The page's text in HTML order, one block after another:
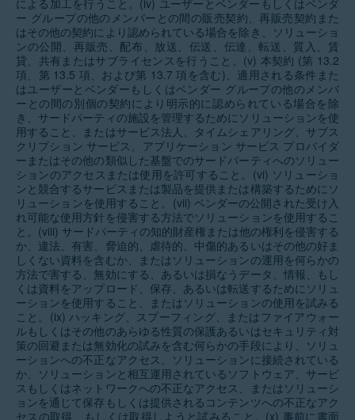
による加工を行うこと。(iv) ユーザーとベンダーもしくはベンダ
ー グループの他のメンバーとの間の販売契約、再販売契約また
はその他の契約により認められている場合を除き、ソリューショ
ンの公開、再販売、配布、放送、伝送、伝達、転送、質入、賃
貸、共有またはサブライセンスを行うこと。(v) 本契約 (第 13.2
項、第 13.5 項、および第 13.7 項を含む)、適用される条件また
はユーザーとベンダーもしくはベンダー グループの他のメンバ
ーとの間の別個の契約により明示的に認められている場合を除
き、サードパーティの施設を管理するためにソリューションを使
用すること、またはサービス法人、タイムシェアリング、サブス
クリプション サービス、アプリケーション サービス プロバイダ
ーまたはその他の類似した基盤でのサードパーティへのソリュー
ションのアクセスまたは使用を許可すること。(vi) ソリューショ
ンと競合するサービスまたは製品を提供または構築するためにソ
リューションを使用すること。(vii) ベンダーの公開された受け入
れ可能な使用方針を侵害する方法でソリューションを使用するこ
と。(viii) サードパーティの知的財産権または他の権利を侵害する
か、違法、有害、脅迫的、虐待的、中傷的あるいはその他の好ま
しくない資料を含むか、またはソリューションの運用を何らかの
方法で害する、無効にする、あるいは損なうデータ、情報、もし
くは資料をアップロード、保存、あるいは転送するためにソリュ
ーションを使用すること、またはソリューションの使用を試みる
こと。(ix) ハッキング、スプーフィング、またはファイアウォー
ルもしくはその他のあらゆる性質の保護あるいはセキュリティ対
策の回避または無効化の試みを含む何らかの手段により、ソリュ
ーションへの不正なアクセス、ソリューションに接続されている
か、ソリューションと相互運用されているソフトウェア、サービ
スもしくはネットワークへの不正なアクセス、またはソリューシ
ョンを通じて保存もしくは提供されるコンテンツへの不正なアク
セスの取得、もしくは取得しようと試みること。(x) 事前に書面